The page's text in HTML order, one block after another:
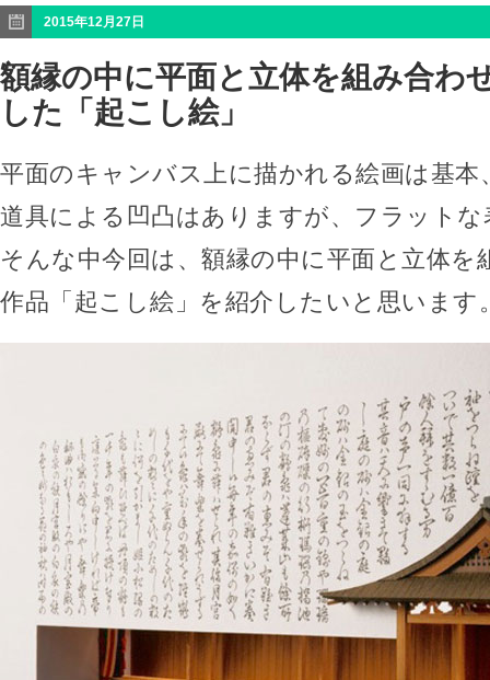
2015年12月27日
額縁の中に平面と立体を組み合わ
した「起こし絵」
平面のキャンバス上に描かれる絵画は基本
道具による凹凸はありますが、フラット
そんな中今回は、額縁の中に平面と立体を
作品「起こし絵」を紹介したいと思います